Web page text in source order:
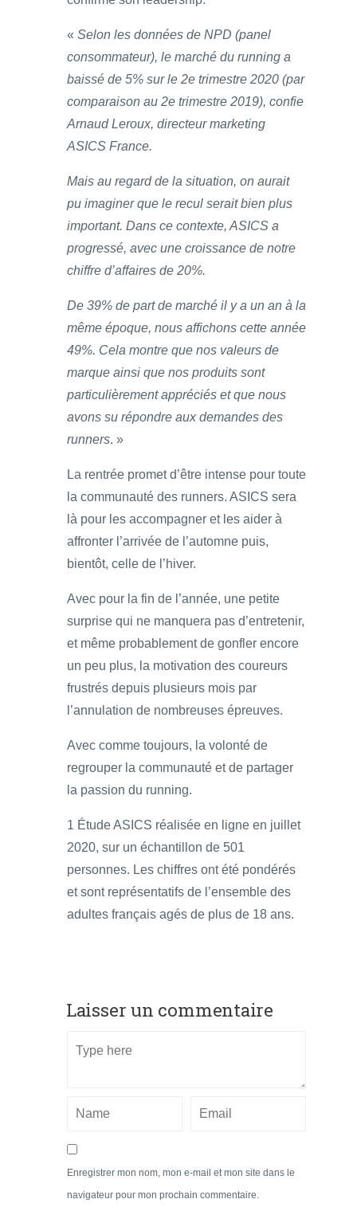
« Selon les données de NPD (panel
consommateur), le marché du running a
baissé de 5% sur le 2e trimestre 2020 (par
comparaison au 2e trimestre 2019), confie
Arnaud Leroux, directeur marketing
ASICS France.
Mais au regard de la situation, on aurait
pu imaginer que le recul serait bien plus
important. Dans ce contexte, ASICS a
progressé, avec une croissance de notre
chiffre d’affaires de 20%.
De 39% de part de marché il y a un an à la
même époque, nous affichons cette année
49%. Cela montre que nos valeurs de
marque ainsi que nos produits sont
particulièrement appréciés et que nous
avons su répondre aux demandes des
runners. »
La rentrée promet d’être intense pour toute
la communauté des runners. ASICS sera
là pour les accompagner et les aider à
affronter l’arrivée de l’automne puis,
bientôt, celle de l’hiver.
Avec pour la fin de l’année, une petite
surprise qui ne manquera pas d’entretenir,
et même probablement de gonfler encore
un peu plus, la motivation des coureurs
frustrés depuis plusieurs mois par
l’annulation de nombreuses épreuves.
Avec comme toujours, la volonté de
regrouper la communauté et de partager
la passion du running.
1 Étude ASICS réalisée en ligne en juillet
2020, sur un échantillon de 501
personnes. Les chiffres ont été pondérés
et sont représentatifs de l’ensemble des
adultes français agés de plus de 18 ans.
Laisser un commentaire
Enregistrer mon nom, mon e-mail et mon site dans le
navigateur pour mon prochain commentaire.